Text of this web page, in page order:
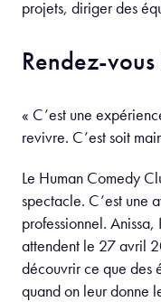
projets, diriger des
Rendez-
« C’est une
revivre. C’est soit
Le Human Comedy
spectacle. C’est une
professionnel.
attendent le 27 avril
découvrir ce que des
quand on leur donne